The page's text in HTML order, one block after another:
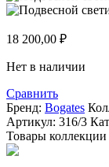
18 200,00 ₽
Нет в наличии
Сравнить
Бренд: Bogates
Артикул: 316/3
Товары коллекции